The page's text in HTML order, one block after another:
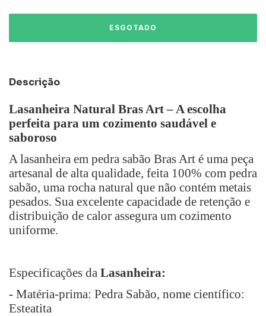
Descrição
Lasanheira Natural Bras Art – A escolha
perfeita para um cozimento saudável e
saboroso
A lasanheira em pedra sabão Bras Art é uma peça
artesanal de alta qualidade, feita 100% com pedra
sabão, uma rocha natural que não contém metais
pesados. Sua excelente capacidade de retenção e
distribuição de calor assegura um cozimento
uniforme.
Especificações da Lasanheira:
- Matéria-prima: Pedra Sabão, nome científico:
Esteatita